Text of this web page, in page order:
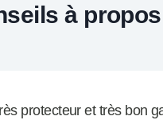
à
protecteur et très bon